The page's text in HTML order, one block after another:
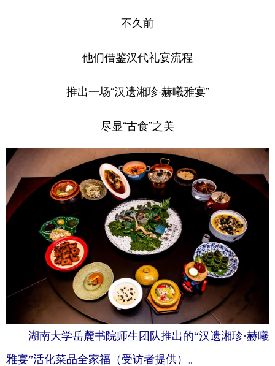
不久前
他们借鉴汉代礼宴流程
推出一场“汉遗湘珍·赫曦雅宴”
尽显“古食”之美
湖南大学岳麓书院师生团队推出的“汉遗湘珍·赫曦
雅宴”活化菜品全家福（受访者提供）。